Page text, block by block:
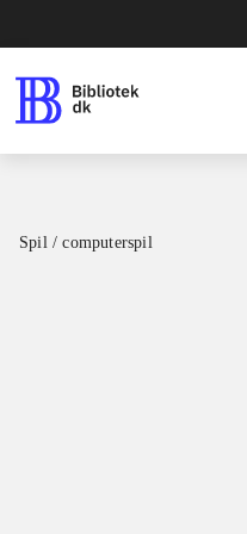
Spil / computerspil